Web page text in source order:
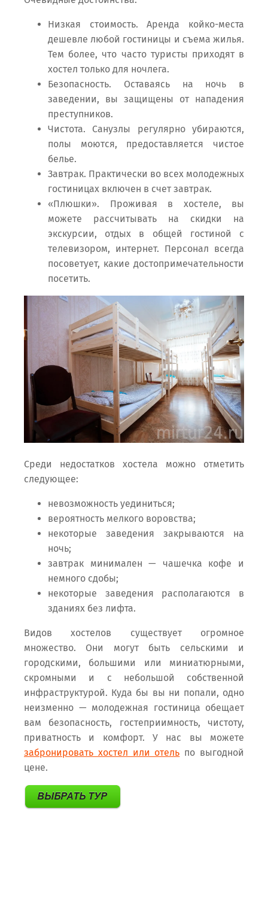
Низкая стоимость. Аренда койко-места
дешевле любой гостиницы и съема жилья.
Тем более, что часто туристы приходят в
хостел только для ночлега.
Безопасность. Оставаясь на ночь в
заведении, вы защищены от нападения
преступников.
Чистота. Санузлы регулярно убираются,
полы моются, предоставляется чистое
белье.
Завтрак. Практически во всех молодежных
гостиницах включен в счет завтрак.
«Плюшки». Проживая в хостеле, вы
можете рассчитывать на скидки на
экскурсии, отдых в общей гостиной с
телевизором, интернет. Персонал всегда
посоветует, какие достопримечательности
посетить.
Среди недостатков хостела можно отметить
следующее:
невозможность уединиться;
вероятность мелкого воровства;
некоторые заведения закрываются на
ночь;
завтрак минимален — чашечка кофе и
немного сдобы;
некоторые заведения располагаются в
зданиях без лифта.
Видов хостелов существует огромное
множество. Они могут быть сельскими и
городскими, большими или миниатюрными,
скромными и с небольшой собственной
инфраструктурой. Куда бы вы ни попали, одно
неизменно — молодежная гостиница обещает
вам безопасность, гостеприимность, чистоту,
приватность и комфорт. У нас вы можете
забронировать хостел или отель по выгодной
цене.